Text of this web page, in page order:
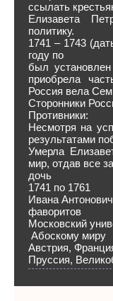
ссылать
Елизавета
политику.
1741 – 1743
году по
был
приобрела
Россия вела
Сторонники
Противники:
Несмотря на
результатами
Умерла
мир, отдав все
дочь
1741 по 1761
Ивана
фаворитов
Московский
Абоскому миру
Австрия,
Пруссия,